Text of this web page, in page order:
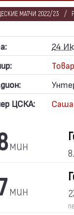
МАТЧИ 2022/23
24
ЦСКА:
мин
мин